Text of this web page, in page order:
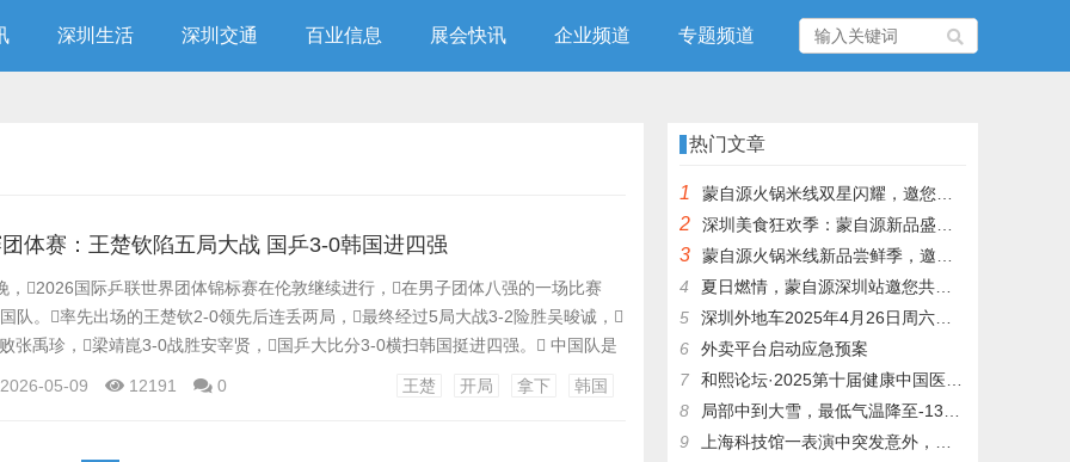
深圳生活 深圳交通 百业信息 展会快讯 企业频道 专题频道
体赛：王楚钦陷五局大战 国乒3-0韩国进四强
，2026国际乒联世界团体锦标赛在伦敦继续进行，在男子团体八强的一场比赛
队。率先出场的王楚钦2-0领先后连丢两局，最终经过5局大战3-2险胜吴晙诚，
张禹珍，梁靖崑3-0战胜安宰贤，国乒大比分3-0横扫韩国挺进四强。 中国队是
，小组赛阶段表现低迷连续输给瑞典和韩国，淘汰赛则是状态回升连胜澳大利
2026-05-09 12191 0 王楚 开局 拿下 韩国
热门文章
1 蒙自源火锅米线双星闪耀，邀您共享辣爽夏日盛宴！
2 深圳美食狂欢季：蒙自源新品盛宴邀您品尝
3
蒙自源火锅米线新品尝鲜季，邀您共享味蕾盛宴！
4
夏日燃情，蒙自源深圳站邀您共赴美食盛宴！
5
深圳外地车2025年4月26日周六限行吗
6
外卖平台启动应急预案
7
和熙论坛·2025第十届健康中国医药连锁发展论坛在泰州举办
8
局部中到大雪，最低气温降至-13℃，济南今冬的第一场雪，或跟去年同一时间！
9
上海科技馆一表演中突发意外，机器人从高处坠落摔毁